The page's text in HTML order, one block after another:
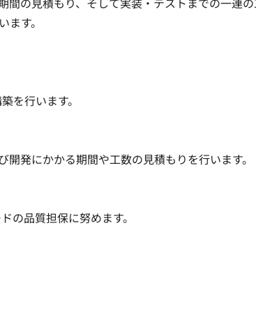
間の見積もり、そして実装・テストまでの一連
す。
を行います。
発にかかる期間や工数の見積もりを行います。
の品質担保に努めます。